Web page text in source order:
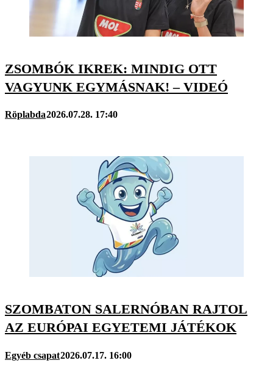
ZSOMBÓK IKREK: MINDIG OTT
VAGYUNK EGYMÁSNAK! – VIDEÓ
Röplabda2026.07.28. 17:40
SZOMBATON SALERNÓBAN RAJTOL
AZ EURÓPAI EGYETEMI JÁTÉKOK
Egyéb csapat2026.07.17. 16:00